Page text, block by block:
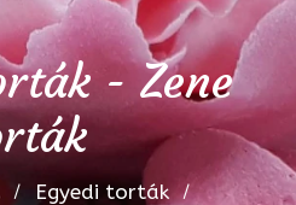
- Zene
Egyedi torták